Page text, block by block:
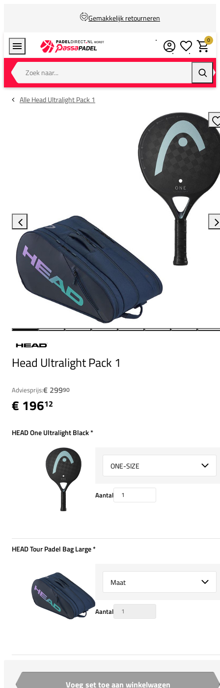
Gemakkelijk retourneren
Zoek naar...
0
Alle Head Ultralight Pack 1
Head Ultralight Pack 1
Adviesprijs:€ 29990
€ 19612
HEAD One Ultralight Black*
Select {option} for {name}
Aantal
HEAD Tour Padel Bag Large*
Select {option} for {name}
Aantal
Aantal Voeg set toe aan winkelwagen